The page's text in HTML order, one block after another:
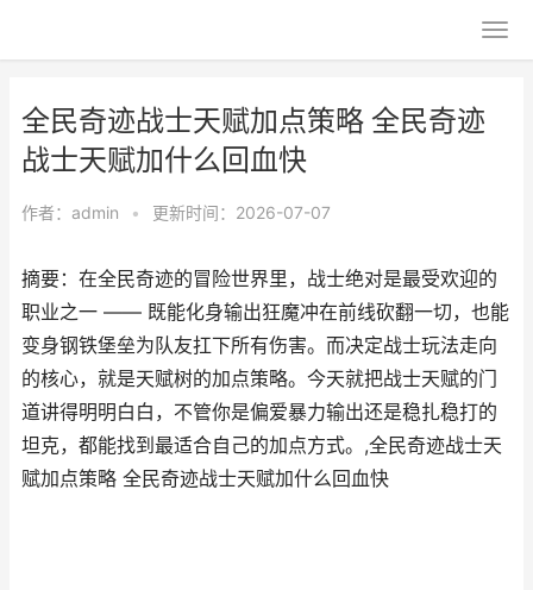
全民奇迹战士天赋加点策略 全民奇迹
战士天赋加什么回血快
作者： admin • 更新时间：2026-07-07
摘要：在全民奇迹的冒险世界里，战士绝对是最受欢迎的
职业之一 —— 既能化身输出狂魔冲在前线砍翻一切，也能
变身钢铁堡垒为队友扛下所有伤害。而决定战士玩法走向
的核心，就是天赋树的加点策略。今天就把战士天赋的门
道讲得明明白白，不管你是偏爱暴力输出还是稳扎稳打的
坦克，都能找到最适合自己的加点方式。,全民奇迹战士天
赋加点策略 全民奇迹战士天赋加什么回血快